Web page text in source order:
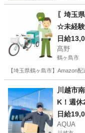
〖埼玉
☆未経験
日給
髙野
鶴ヶ島市
【埼玉県鶴ヶ島市】Amazon
ドラ
川越市
K！週休
日給
AQUA